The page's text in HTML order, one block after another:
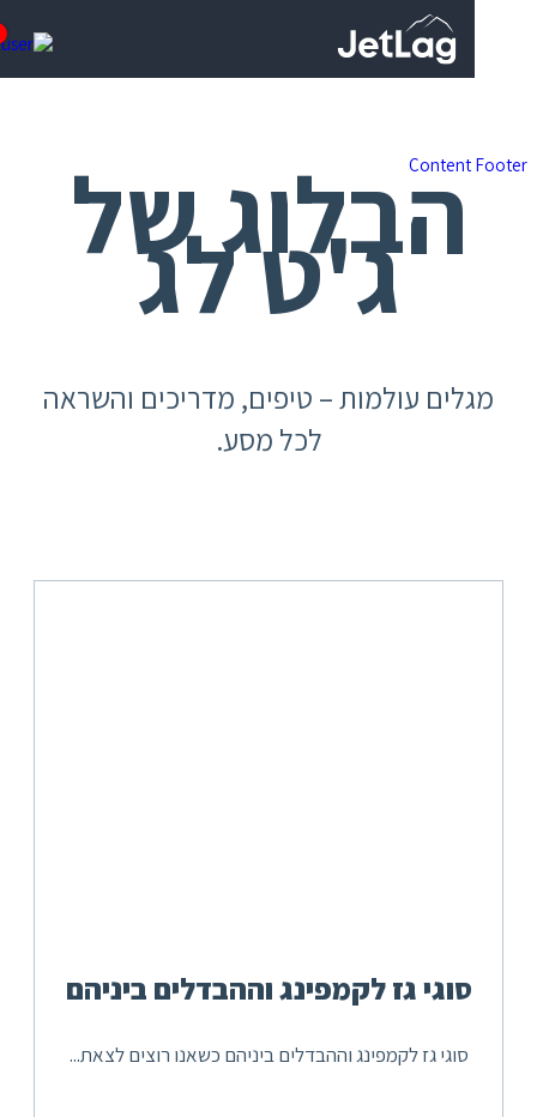
Content
הבלוג של
ג'ט לג
עולמות – טיפים, מדריכים והשראה
לכל מסע.
סוגי גז לקמפינג וההבדלים ביניהם
סוגי גז לקמפינג וההבדלים ביניהם כשאנו רוצים לצאת...